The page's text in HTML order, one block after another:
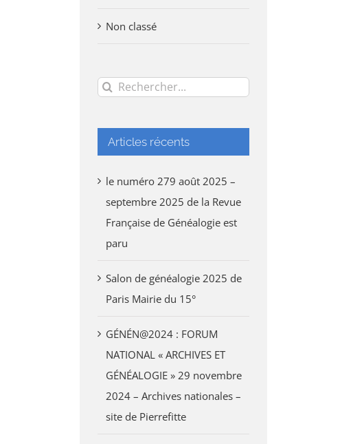
Non classé
Rechercher:
Articles récents
le numéro 279 août 2025 –
septembre 2025 de la Revue
Française de Généalogie est
paru
Salon de généalogie 2025 de
Paris Mairie du 15°
GÉNÉN@2024 : FORUM
NATIONAL « ARCHIVES ET
GÉNÉALOGIE » 29 novembre
2024 – Archives nationales –
site de Pierrefitte